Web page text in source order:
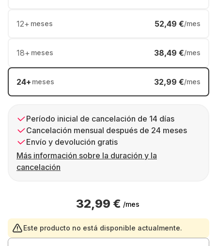
12+ meses 52,49 €/mes
18+ meses 38,49 €/mes
24+ meses 32,99 €/mes
Período inicial de cancelación de 14 días
Cancelación mensual después de 24 meses
Envío y devolución gratis
Más información sobre la duración y la
cancelación
32,99 € /mes
Este producto no está disponible actualmente.